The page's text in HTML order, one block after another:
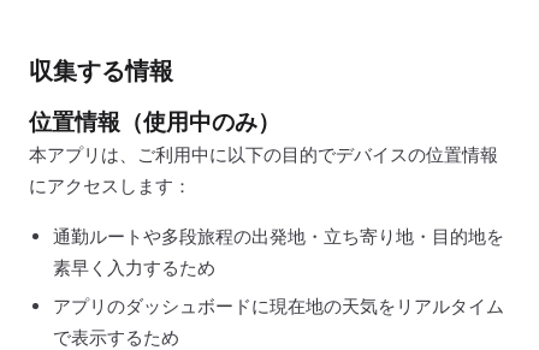
収集する情報
位置情報（使用中のみ）
本アプリは、ご利用中に以下の目的でデバイスの位置情報
にアクセスします：
通勤ルートや多段旅程の出発地・立ち寄り地・目的地を
素早く入力するため
アプリのダッシュボードに現在地の天気をリアルタイム
で表示するため